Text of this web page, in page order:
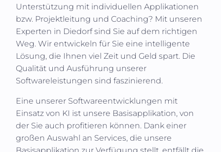
Unterstützung mit individuellen Applikationen
bzw. Projektleitung und Coaching? Mit unseren
Experten in Diedorfsind Sie auf dem richtigen
Weg. Wir entwickeln für Sie eine intelligente
Lösung, die Ihnen viel Zeit und Geld spart. Die
Qualität und Ausführung unserer
Softwareleistungen sind faszinierend.
Eine unserer Softwareentwicklungen mit
Einsatz von KI ist unsere Basisapplikation, von
der Sie auch profitieren können. Dank einer
großen Auswahl an Services, die unsere